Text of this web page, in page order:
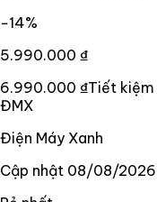
−14%
5.990.000 ₫
6.990.000 ₫Tiết kiệm
ĐMX
Điện Máy Xanh
Cập nhật 08/08/2026